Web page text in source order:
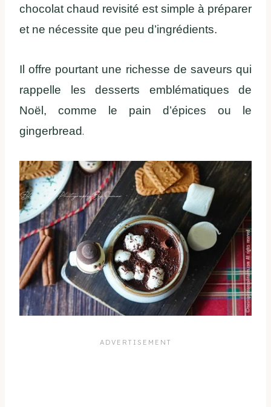
chocolat chaud revisité est simple à préparer
et ne nécessite que peu d’ingrédients.
Il offre pourtant une richesse de saveurs qui
rappelle les desserts emblématiques de
Noël, comme le pain d’épices ou le
gingerbread.